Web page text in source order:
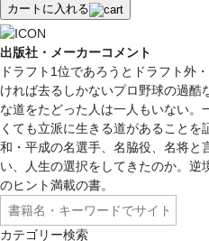
カートに入れる
出版社・メーカーコメント
ドラフト1位であろうとドラフト外
ければ去るしかないプロ野球の過
な道をたどった人は一人もいない。
くても立派に生きる道があること
和・平成の名選手、名脇役、名将と
い、人生の選択をしてきたのか。逆
のヒント満載の書。
カテゴリー検索